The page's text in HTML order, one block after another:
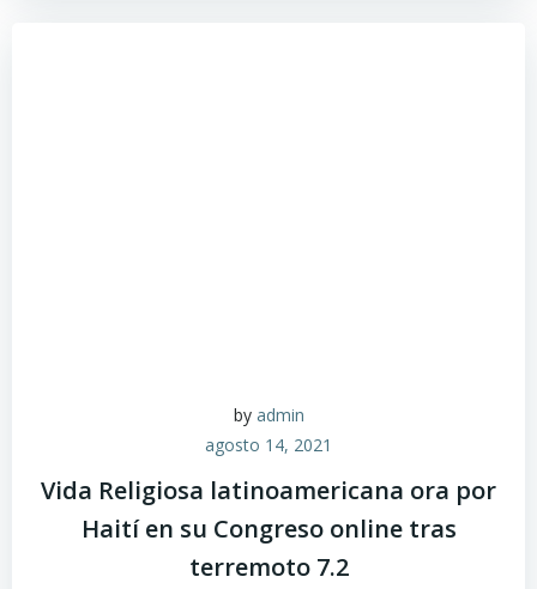
by admin
agosto 14, 2021
Vida Religiosa latinoamericana ora por
Haití en su Congreso online tras
terremoto 7.2